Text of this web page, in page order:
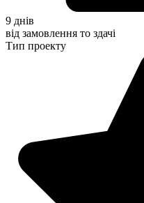
9 днів
від замовлення то здачі
Тип проекту